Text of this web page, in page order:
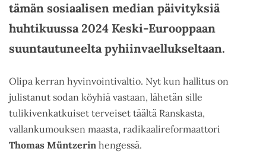
tämän sosiaalisen median päivityksiä
huhtikuussa 2024 Keski-Eurooppaan
suuntautuneelta pyhiinvaellukseltaan.
Olipa kerran hyvinvointivaltio. Nyt kun hallitus on
julistanut sodan köyhiä vastaan, lähetän sille
tulikivenkatkuiset terveiset täältä Ranskasta,
vallankumouksen maasta, radikaalireformaattori
Thomas Müntzerin hengessä.